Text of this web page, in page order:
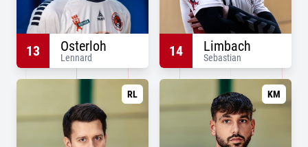
13 Osterloh
Lennard 14 Limbach
Sebastian
RL KM